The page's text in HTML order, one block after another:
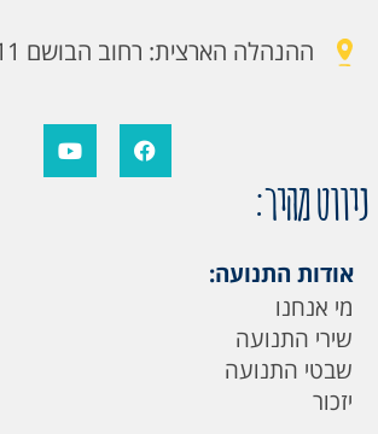
ההנהלה הארצית: רחוב הבושם 11, גילה ירושלים
ניווט מהיר:
אודות התנועה:
מי אנחנו
שירי התנועה
שבטי התנועה
יזכור